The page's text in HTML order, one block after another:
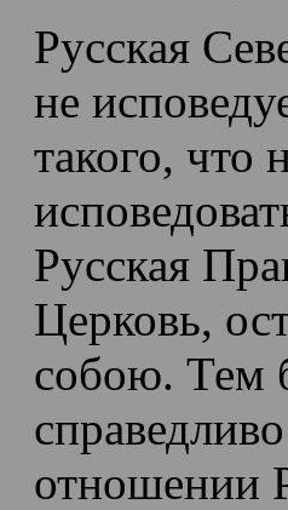
Русская
не
такого, что
Русская
Церковь,
собою. Тем